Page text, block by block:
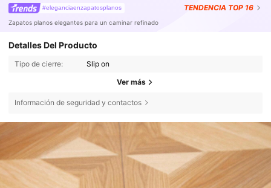
#eleganciaenzapatosplanos TENDENCIA TOP 16
Zapatos planos elegantes para un caminar refinado
Detalles Del Producto
Tipo de cierre: Slip on
Ver más
Información de seguridad y contactos